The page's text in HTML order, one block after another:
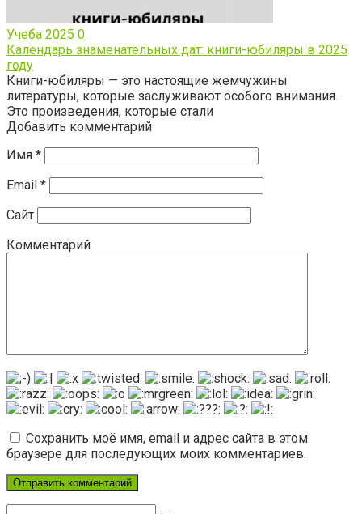
Учеба 2025 0
Календарь знаменательных дат: книги-юбиляры в 2025
году
Книги-юбиляры — это настоящие жемчужины
литературы, которые заслуживают особого внимания.
Это произведения, которые стали
Добавить комментарий
Имя *
Email *
Сайт
Комментарий
Сохранить моё имя, email и адрес сайта в этом
браузере для последующих моих комментариев.